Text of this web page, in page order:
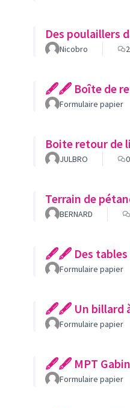
Des poulaillers
Nicobro 2
🖋🖋 Boîte de
Formulaire papier
Boite retour de
JULBRO 0
Terrain de
BERNARD
🖋🖋 Des tables
Formulaire papier
🖋🖋 Un billard à
Formulaire papier
🖋🖋 MPT Gabin
Formulaire papier